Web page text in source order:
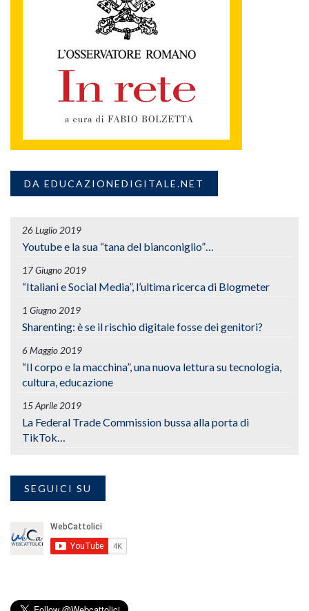
DA EDUCAZIONEDIGITALE.NET
26 Luglio 2019
Youtube e la sua “tana del bianconiglio”…
17 Giugno 2019
“Italiani e Social Media”, l’ultima ricerca di Blogmeter
1 Giugno 2019
Sharenting: è se il rischio digitale fosse dei genitori?
6 Maggio 2019
“Il corpo e la macchina”, una nuova lettura su tecnologia,
cultura, educazione
15 Aprile 2019
La Federal Trade Commission bussa alla porta di
TikTok…
SEGUICI SU